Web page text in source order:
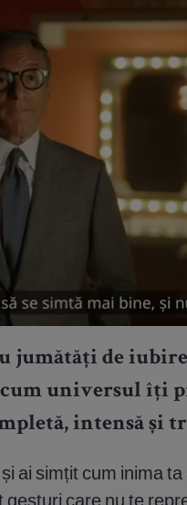
jumătăți de
universul îți
intensă și
ai simțit cum inima
care nu te